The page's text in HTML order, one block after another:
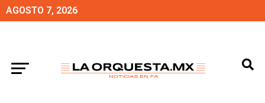
AGOSTO 7, 2026